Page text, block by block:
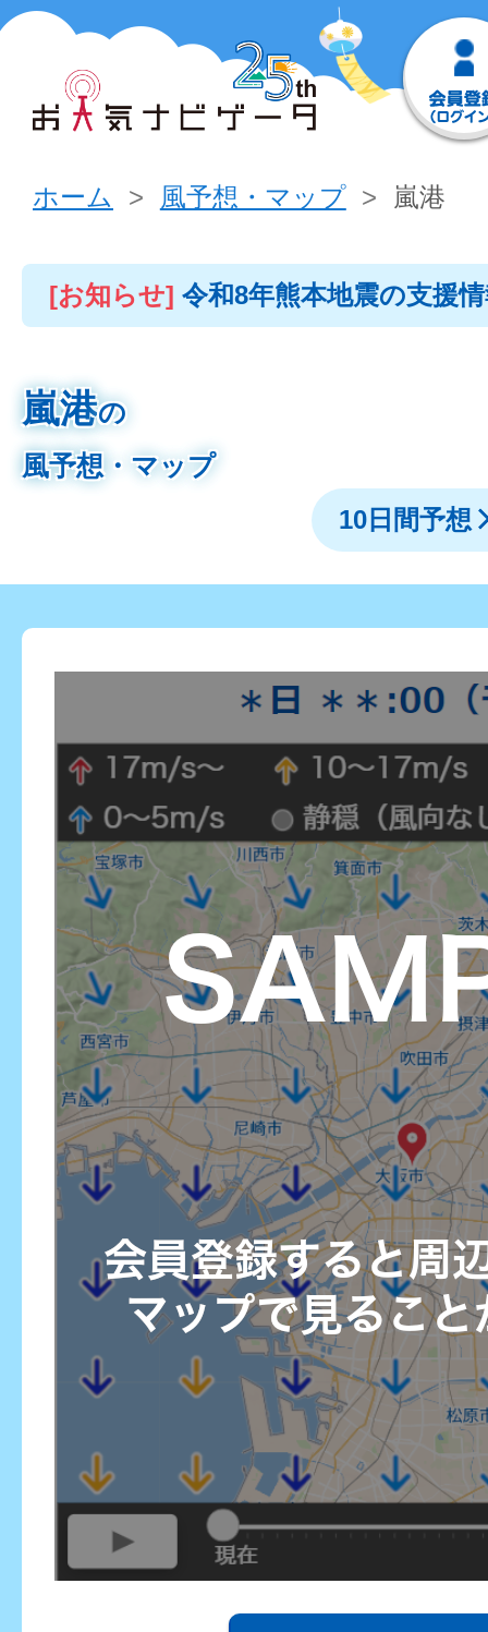
ホーム 風予想・マップ 嵐港
[お知らせ] 令和8年熊本地震の支援
嵐港の
風予想・マップ
10日間予想